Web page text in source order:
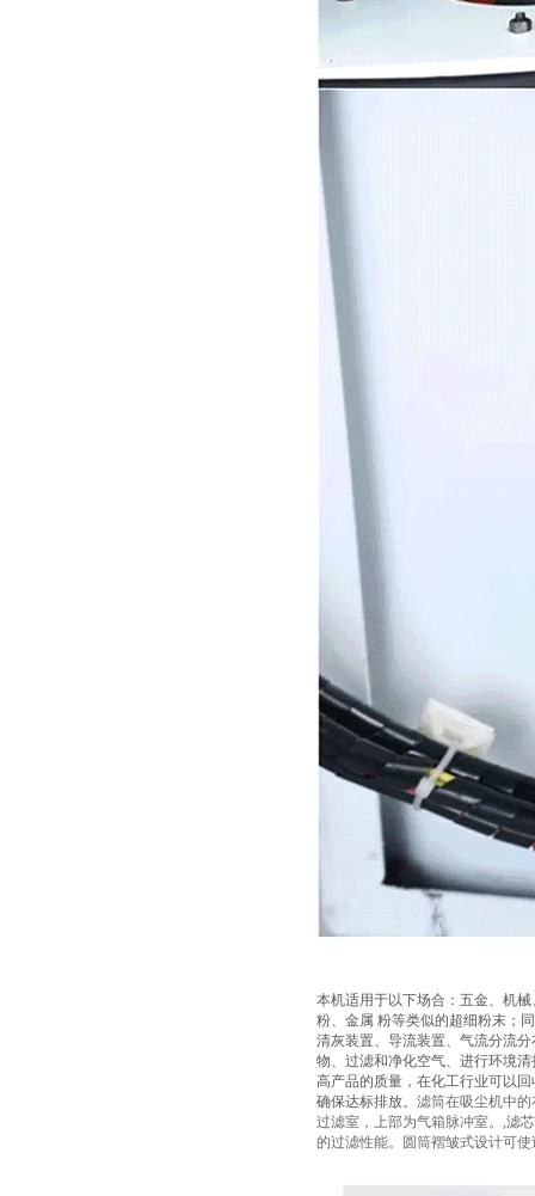
本机适用于以下场合：五金、机
粉、金属 粉等类似的超细粉末；
清灰装置、导流装置、气流分流
物、过滤和净化空气、进行环境
高产品的质量，在化工行业可以
确保达标排放。 滤筒在吸尘机中
过滤室，上部为气箱脉冲室。,滤
的过滤性能。圆筒褶皱式设计可